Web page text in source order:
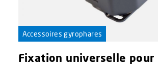
Accessoires gyrophares
Fixation universelle pour